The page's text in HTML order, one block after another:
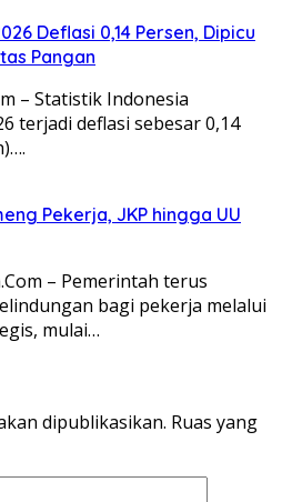
Deflasi 0,14 Persen, Dipicu
Pangan
– Statistik Indonesia
terjadi deflasi sebesar 0,14
Pekerja, JKP hingga UU
– Pemerintah terus
bagi pekerja melalui
mulai…
dipublikasikan. Ruas yang